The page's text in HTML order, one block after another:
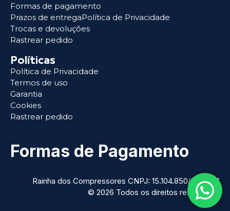
Formas de pagamento
Prazos de entregaPolítica de Privacidade
Trocas e devoluções
Rastrear pedido
Políticas
Política de Privacidade
Termos de uso
Garantia
Cookies
Rastrear pedido
Formas de Pagamento
Rainha dos Compressores CNPJ: 15.104.850/0001-07
© 2026 Todos os direitos reservados